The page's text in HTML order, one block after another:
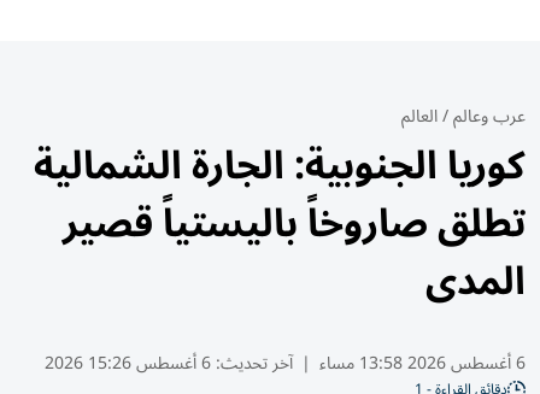
عرب وعالم/العالم
كوريا الجنوبية: الجارة الشمالية
تطلق صاروخاً باليستياً قصير
المدى
6 أغسطس 2026 13:58 مساء | آخر تحديث:6 أغسطس 15:26 2026